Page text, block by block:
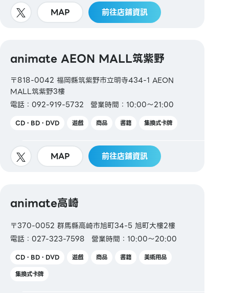
MAP 前往店鋪資訊
animate AEON MALL筑紫野
〒818-0042 福岡縣筑紫野市立明寺434-1 AEON
MALL筑紫野3樓
電話：092-919-5732
營業時間：10:00～21:00
CD・BD・DVD 遊戲 商品 書籍 集換式卡牌
MAP 前往店鋪資訊
animate高崎
〒370-0052 群馬縣高崎市旭町34-5 旭町大樓2樓
電話：027-323-7598
營業時間：10:00～20:00
CD・BD・DVD 遊戲 商品 書籍
美術用品
集換式卡牌